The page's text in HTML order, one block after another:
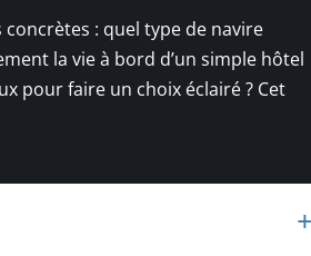
: quel type de navire
la vie à bord d’un simple hôtel
pour faire un choix éclairé ? Cet